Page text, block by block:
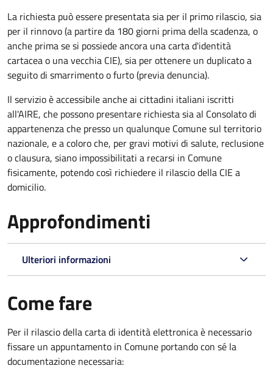
La richiesta può essere presentata sia per il primo rilascio, sia
per il rinnovo (a partire da 180 giorni prima della scadenza, o
anche prima se si possiede ancora una carta d'identità
cartacea o una vecchia CIE), sia per ottenere un duplicato a
seguito di smarrimento o furto (previa denuncia).
Il servizio è accessibile anche ai cittadini italiani iscritti
all'AIRE, che possono presentare richiesta sia al Consolato di
appartenenza che presso un qualunque Comune sul territorio
nazionale, e a coloro che, per gravi motivi di salute, reclusione
o clausura, siano impossibilitati a recarsi in Comune
fisicamente, potendo così richiedere il rilascio della CIE a
domicilio.
Approfondimenti
Ulteriori informazioni
Come fare
Per il rilascio della carta di identità elettronica è necessario
fissare un appuntamento in Comune portando con sé la
documentazione necessaria: